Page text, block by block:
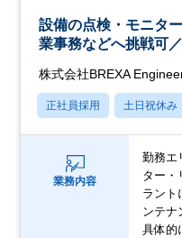
設備の点検・モニタ
業事務などへ挑戦可
株式会社BREXA
正社員採用 土日祝休み
業務内容
勤務エ
ター・
ラント
ンテナ
具体的